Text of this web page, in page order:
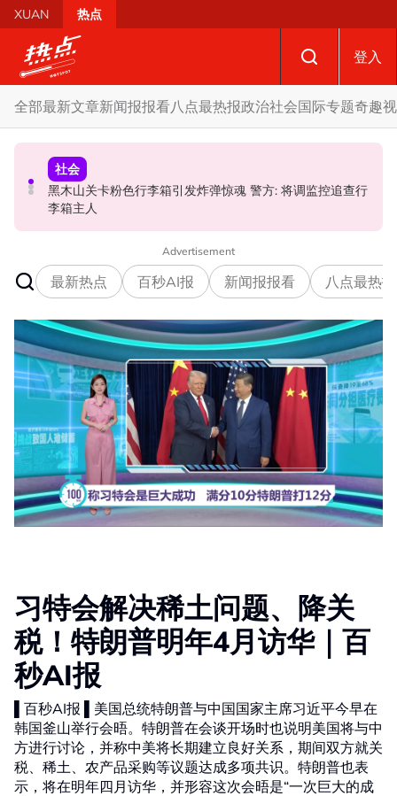
Skip to main content
XUAN 热点
登入
全部最新文章新闻报报看八点最热报政治社会国际专题奇趣
政治
炮轰哈迪不了解章程 阿兹敏：国盟无“自动退盟”规定
社会
黑木山关卡粉色行李箱引发炸弹惊魂 警方: 将调监控追查行
李箱主人
国际
泰校园枪击案酿8师生亡 枪手疑遭长期遭霸凌成导火索
Advertisement
最新热点 百秒AI报 新闻报报看 八点最热报
习特会解决稀土问题、降关
税！特朗普明年4月访华｜百
秒AI报
▌百秒AI报 ▌美国总统特朗普与中国国家主席习近平今早在
韩国釜山举行会晤。特朗普在会谈开场时也说明美国将与中
方进行讨论，并称中美将长期建立良好关系，期间双方就关
税、稀土、农产品采购等议题达成多项共识。特朗普也表
示，将在明年四月访华，并形容这次会晤是“一次巨大的成